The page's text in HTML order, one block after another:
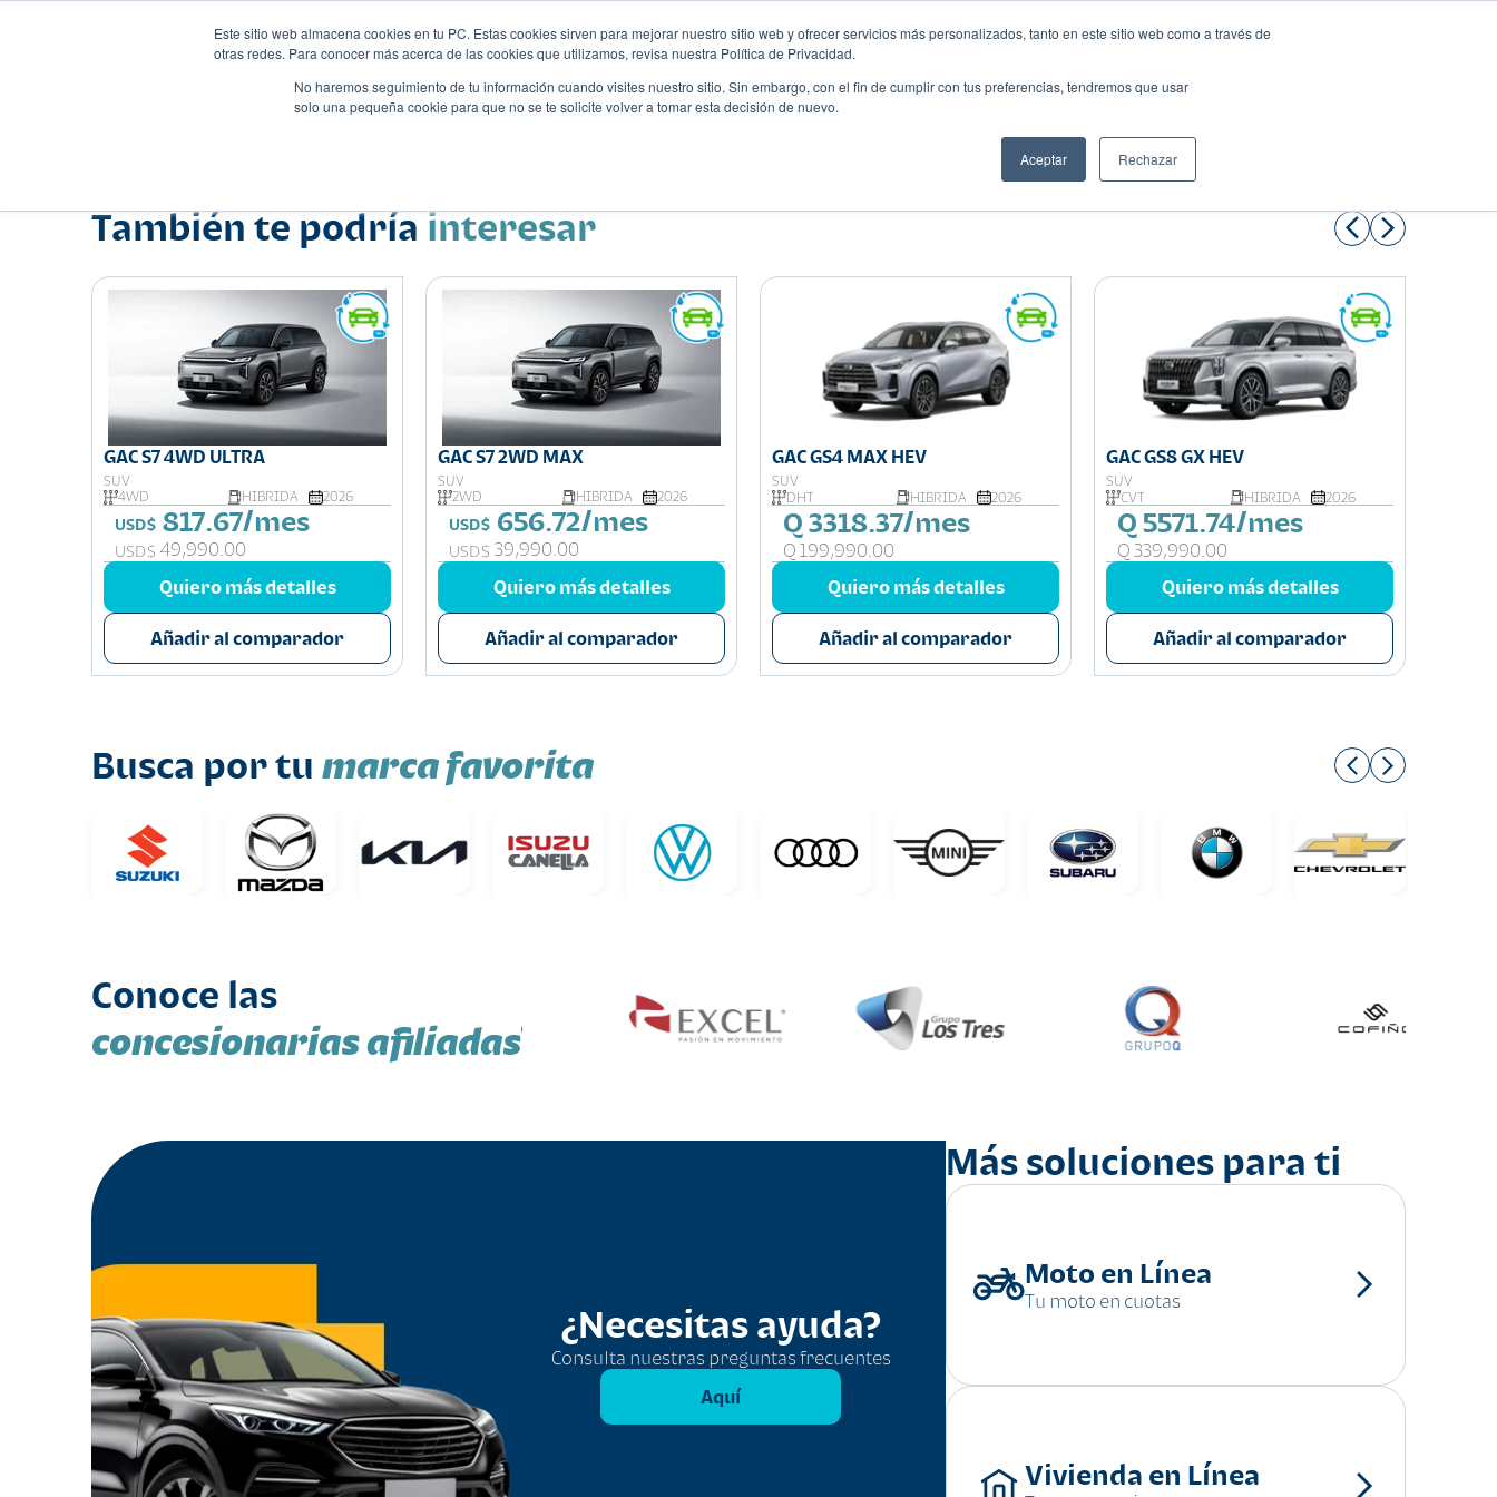
Este sitio web almacena cookies en tu PC. Estas cookies sirven para mejorar nuestro sitio web y ofrecer servicios más personalizados, tanto en este sitio web como a través de
otras redes. Para conocer más acerca de las cookies que utilizamos, revisa nuestra Política de Privacidad.
No haremos seguimiento de tu información cuando visites nuestro sitio. Sin embargo, con el fin de cumplir con tus preferencias, tendremos que usar
solo una pequeña cookie para que no se te solicite volver a tomar esta decisión de nuevo.
Aceptar Rechazar
Compartir:
También te podría interesar
GAC S7 4WD ULTRA
SUV
4WD
HIBRIDA 2026
USD$ 817.67/mes
USD$ 49,990.00
Quiero más detalles
Añadir al comparador
GAC S7 2WD MAX
SUV
2WD
HIBRIDA 2026
USD$ 656.72/mes
USD$ 39,990.00
Quiero más detalles
Añadir al comparador
GAC GS4 MAX HEV
SUV
DHT
HIBRIDA 2026
Q 3318.37/mes
Q 199,990.00
Quiero más detalles
Añadir al comparador
GAC GS8 GX HEV
SUV
CVT
HIBRIDA 2026
Q 5571.74/mes
Q 339,990.00
Quiero más detalles
Añadir al comparador
Busca por tu marca favorita
Conoce las
concesionarias afiliadas
¿Necesitas ayuda?
Consulta nuestras preguntas frecuentes
Aquí
Más soluciones para ti
Moto en Línea
Tu moto en cuotas
Vivienda en Línea